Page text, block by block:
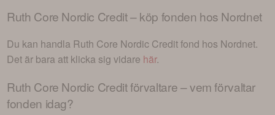
Ruth Core Nordic Credit– köp fonden hos Nordnet
Du kan handla Ruth Core Nordic Creditfond hos Nordnet.
Det är bara att klicka sig vidare här.
Ruth Core Nordic Creditförvaltare – vem förvaltar
fonden idag?